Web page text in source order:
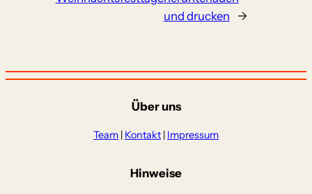
und drucken
→
Über uns
Team | Kontakt | Impressum
Hinweise